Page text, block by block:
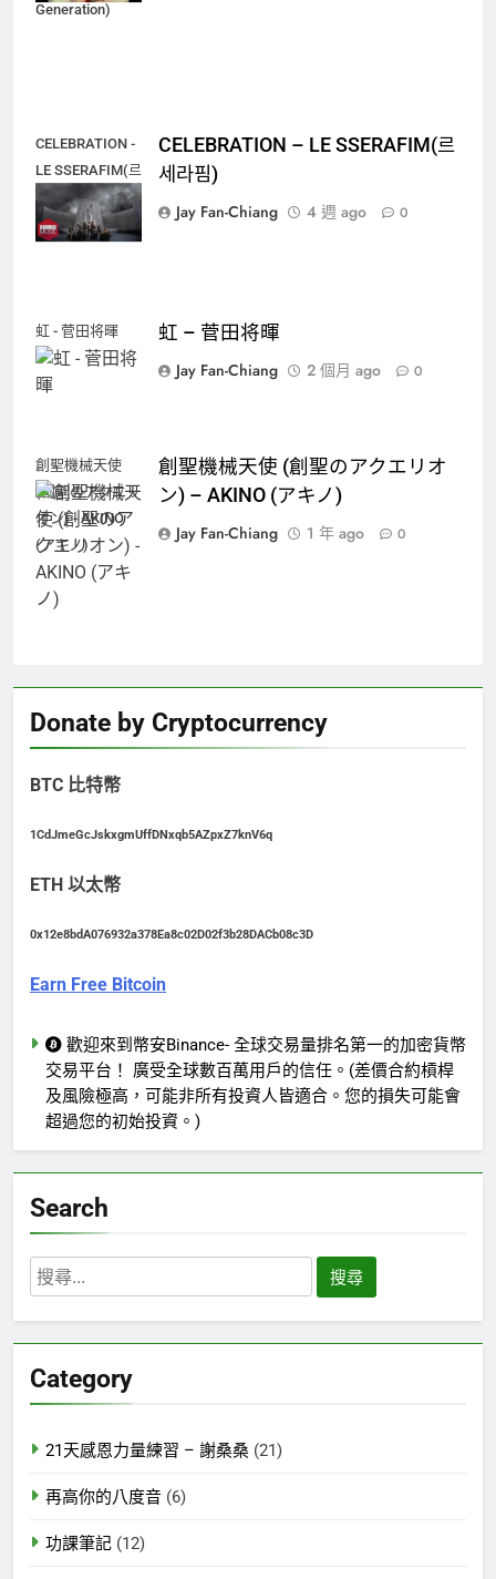
Generation)
CELEBRATION -
LE SSERAFIM(르
세라핌)
CELEBRATION – LE SSERAFIM(르
세라핌)
Jay Fan-Chiang
4 週 ago 0
虹 - 菅田将暉
虹 – 菅田将暉
Jay Fan-Chiang
2 個月 ago 0
創聖機械天使
(創聖のアクエリ
オン) - AKINO
(アキノ)
創聖機械天使 (創聖のアクエリオ
ン) – AKINO (アキノ)
Jay Fan-Chiang
1 年 ago 0
Donate by Cryptocurrency
BTC 比特幣
1CdJmeGcJskxgmUffDNxqb5AZpxZ7knV6q
ETH 以太幣
0x12e8bdA076932a378Ea8c02D02f3b28DACb08c3D
Earn Free Bitcoin
歡迎來到幣安Binance- 全球交易量排名第一的加密貨幣
交易平台！ 廣受全球數百萬用戶的信任。(差價合約槓桿
及風險極高，可能非所有投資人皆適合。您的損失可能會
超過您的初始投資。)
Search
搜
尋
字:
Category
21天感恩力量練習 – 謝桑桑 (21)
再高你的八度音 (6)
功課筆記 (12)